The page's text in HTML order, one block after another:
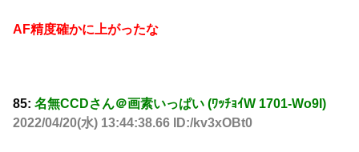
AF精度確かに上がったな
85: 名無CCDさん＠画素いっぱい (ﾜｯﾁｮｲW 1701-Wo9I)
2022/04/20(水) 13:44:38.66 ID:/kv3xOBt0